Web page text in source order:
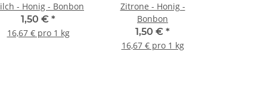
- Honig - Bonbon
1,50 € *
16,67 € pro 1 kg
Zitrone - Honig -
Bonbon
1,50 € *
16,67 € pro 1 kg